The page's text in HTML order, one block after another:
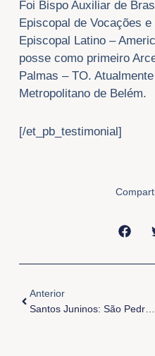
Foi Bispo Auxiliar de
Episcopal de Vocações
Episcopal Latino –
posse como primeiro
Palmas – TO.
Metropolitano de Belém.
[/et_pb_testimonial]
Anterior
Santos Juninos: São Pedro E São Paulo